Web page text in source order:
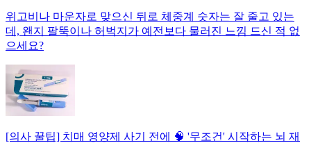
위고비나 마운자로 맞으신 뒤로 체중계 숫자는 잘 줄고 있는
데, 왠지 팔뚝이나 허벅지가 예전보다 물러진 느낌 드신 적 없
으세요?
[의사 꿀팁] 치매 영양제 사기 전에 🧠 '무조건' 시작하는 뇌 재